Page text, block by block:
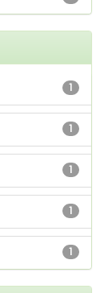
1
1
1
1
1